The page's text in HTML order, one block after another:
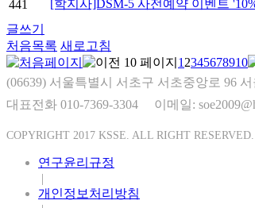
441
[학지사]DSM-5 사전예약 이벤트
글쓰기
처음목록 새로고침
1 2345678910
(06639) 서울특별시 서초구 서초중앙로 96
대표전화 010-7369-3304 이메일:
COPYRIGHT 2017 KSSE. ALL RIGHT RESERVED.
연구윤리규정
|
개인정보처리방침